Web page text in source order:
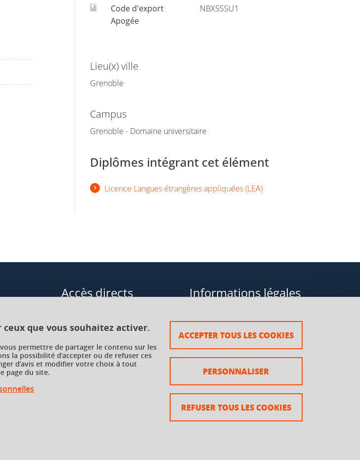
que vous souhaitez activer.
permettre de partager le contenu sur les
la possibilité d’accepter ou de refuser ces
d’avis et modifier votre choix à tout
page du site.
ACCEPTER TOUS LES COOKIES
REFUSER TOUS LES COOKIES
PERSONNALISER
Code d'export
Apogée
NBX5SSU1
Lieu(x) ville
Grenoble
Campus
Grenoble - Domaine universitaire
Diplômes intégrant cet élément
Licence Langues étrangères appliquées (LEA)
écoles,
Accès directs
Enseignements transversaux à
choix (ETC)
Informations légales
Plan du site
Mentions légales
Crédits
Accessibilité : non conforme